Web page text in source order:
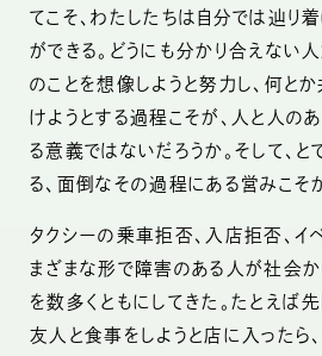
てこそ、わたしたちは自分では辿り
ができる。どうにも分かり合えない
のことを想像しようと努力し、何と
けようとする過程こそが、人と人の
る意義ではないだろうか。そして、
る、面倒なその過程にある営みこそ
タクシーの乗車拒否、入店拒否、
まざまな形で障害のある人が社会
を数多くともにしてきた。たとえば
友人と食事をしようと店に入ったら